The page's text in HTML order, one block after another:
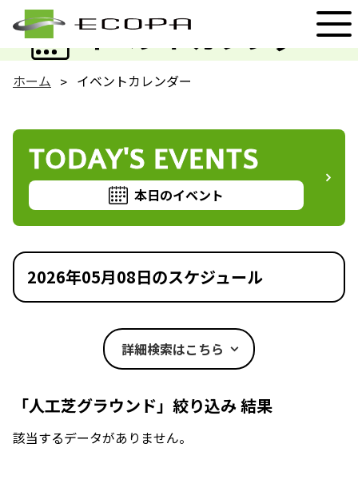
イベントカレンダー
EVENT
ホーム イベントカレンダー
TODAY'S EVENTS
本日のイベント
2026年05月08日のスケジュール
詳細検索はこちら
「人工芝グラウンド」絞り込み 結果
該当するデータがありません。